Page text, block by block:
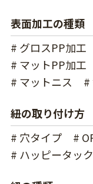
表面加工の種類
# グロスPP加工
# マットPP加工
# マットニス
#
紐の取り付け方
# 穴タイプ
#
# ハッピータッ